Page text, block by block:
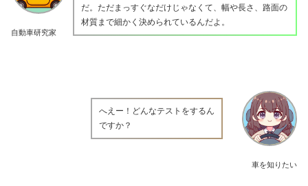
自動車研究家
だ。ただまっすぐなだけじゃなくて、幅や長さ、路面の
材質まで細かく決められているんだよ。
車を知りたい
へえー！どんなテストをするん
ですか？